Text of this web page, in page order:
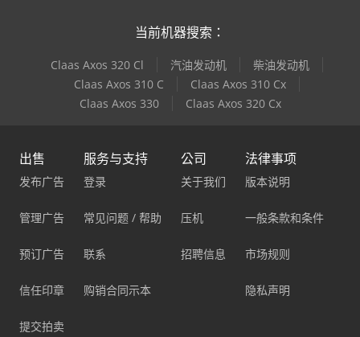
当前机器搜索：
Claas Axos 320 Cl 汽油发动机
柴油发动机
Claas Axos 310 C
Claas Axos 310 Cx
Claas Axos 330
Claas Axos 320 Cx
出售
发布广告
管理广告
预订广告
信任印章
提交拍卖
服务与支持
登录
常见问题 / 帮助
联系
购销合同示本
公司
关于我们
压机
招聘信息
法律事项
版本说明
一般条款和条件
市场规则
隐私声明